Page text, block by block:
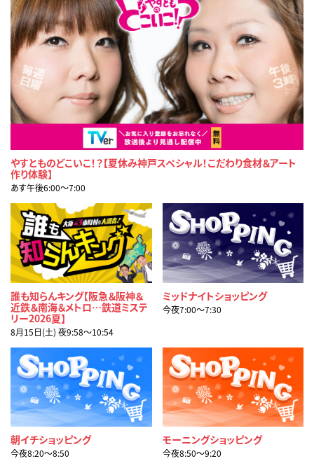
やすとものどこいこ！？【夏休み神戸スペシャル！こだわり食材＆アート
作り体験】
あす午後6:00〜7:00
誰も知らんキング【阪急＆阪神＆
近鉄＆南海＆メトロ…鉄道ミステ
リー2026夏】
8月15日(土) 夜9:58〜10:54
ミッドナイトショッピング
今夜7:00〜7:30
朝イチショッピング
今夜8:20〜8:50
モーニングショッピング
今夜8:50〜9:20